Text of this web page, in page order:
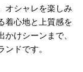
オシャレを楽しみ
着心地と上質感を
けシーンまで、
ドです。